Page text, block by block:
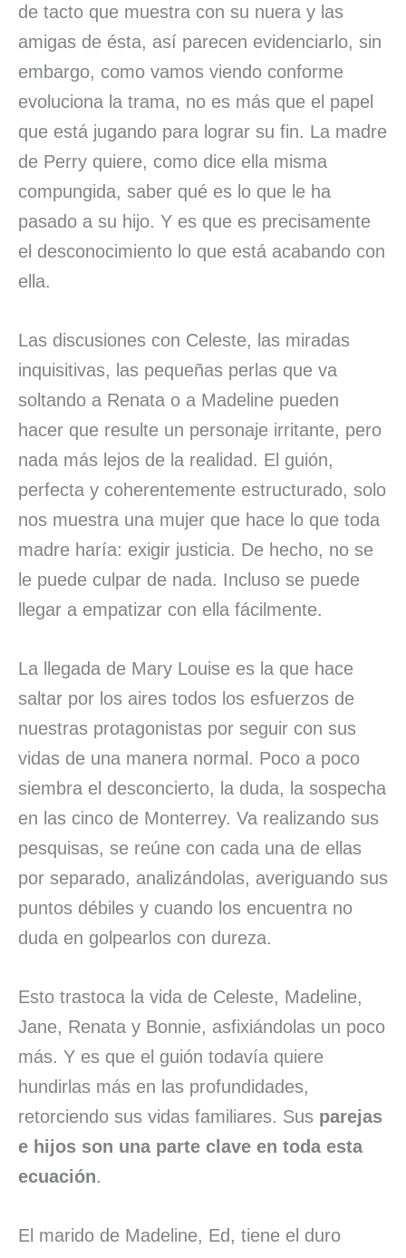
de tacto que muestra con su nuera y las
amigas de ésta, así parecen evidenciarlo, sin
embargo, como vamos viendo conforme
evoluciona la trama, no es más que el papel
que está jugando para lograr su fin. La madre
de Perry quiere, como dice ella misma
compungida, saber qué es lo que le ha
pasado a su hijo. Y es que es precisamente
el desconocimiento lo que está acabando con
ella.
Las discusiones con Celeste, las miradas
inquisitivas, las pequeñas perlas que va
soltando a Renata o a Madeline pueden
hacer que resulte un personaje irritante, pero
nada más lejos de la realidad. El guión,
perfecta y coherentemente estructurado, solo
nos muestra una mujer que hace lo que toda
madre haría: exigir justicia. De hecho, no se
le puede culpar de nada. Incluso se puede
llegar a empatizar con ella fácilmente.
La llegada de Mary Louise es la que hace
saltar por los aires todos los esfuerzos de
nuestras protagonistas por seguir con sus
vidas de una manera normal. Poco a poco
siembra el desconcierto, la duda, la sospecha
en las cinco de Monterrey. Va realizando sus
pesquisas, se reúne con cada una de ellas
por separado, analizándolas, averiguando sus
puntos débiles y cuando los encuentra no
duda en golpearlos con dureza.
Esto trastoca la vida de Celeste, Madeline,
Jane, Renata y Bonnie, asfixiándolas un poco
más. Y es que el guión todavía quiere
hundirlas más en las profundidades,
retorciendo sus vidas familiares. Sus parejas
e hijos son una parte clave en toda esta
ecuación.
El marido de Madeline, Ed, tiene el duro